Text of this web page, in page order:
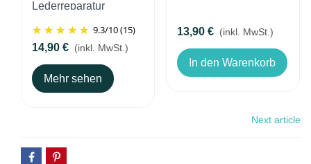
Lederreparatur
9.3/10(15)
14,90 € (inkl. MwSt.)
Mehr sehen
13,90 € (inkl. MwSt.)
In den Warenkorb
Next article